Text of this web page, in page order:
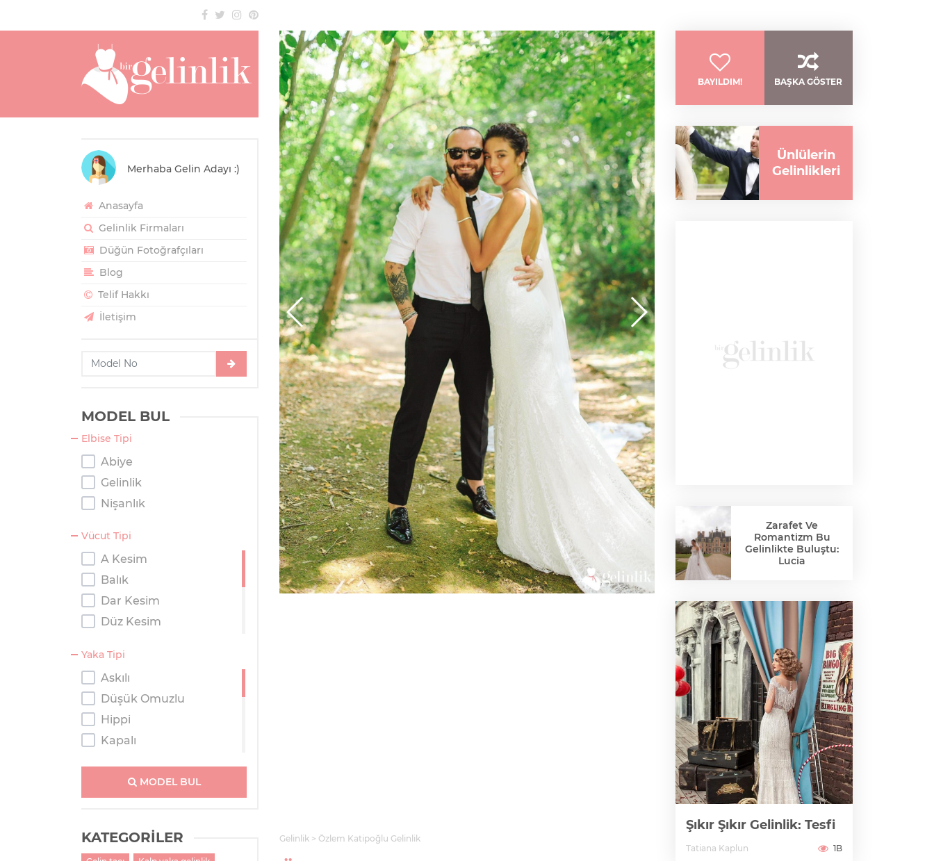
Merhaba Gelin Adayı :)
Anasayfa
Gelinlik Firmaları
Düğün Fotoğrafçıları
Blog
Telif Hakkı
İletişim
MODEL BUL
Elbise Tipi
Abiye
Gelinlik
Nişanlık
Vücut Tipi
A Kesim
Balık
Dar Kesim
Düz Kesim
Kısa
Prenses
Salaş
Tulum
Yaka Tipi
Askılı
Düşük Omuzlu
Hippi
Kapalı
Kolsuz
M Yaka
Tek Omuzlu
MODEL BUL
KATEGORİLER Gelinlik Özlem Katipoğlu Gelinlik
BAYILDIM! BAŞKA GÖSTER
Ünlülerin
Gelinlikleri
Zarafet Ve
Romantizm Bu
Gelinlikte Buluştu:
Lucia
Şıkır Şıkır Gelinlik: Tesfi
Tatiana Kaplun 1B